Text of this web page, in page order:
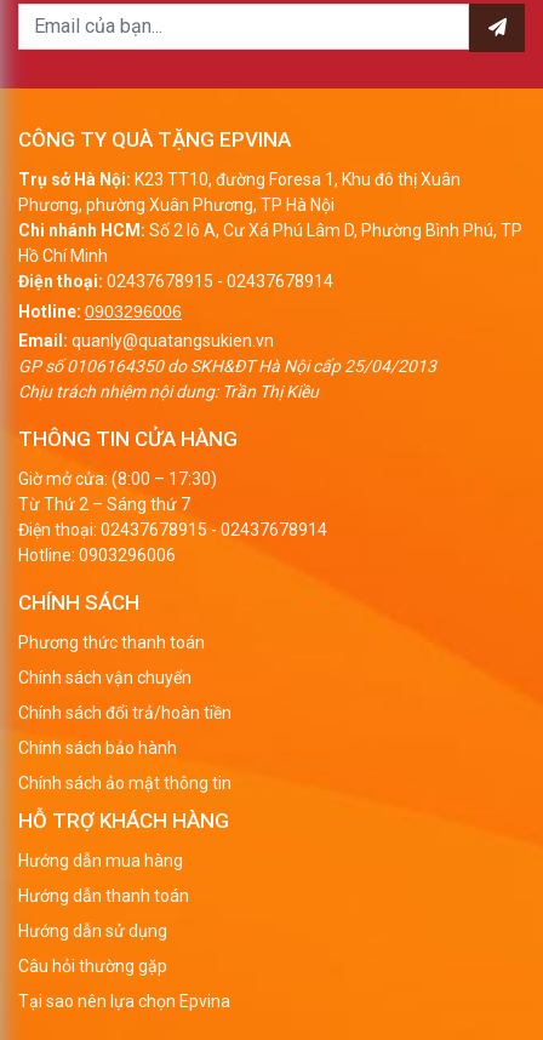
CÔNG TY QUÀ TẶNG EPVINA
Trụ sở Hà Nội: K23 TT10, đường Foresa 1, Khu đô thị Xuân
Phương, phường Xuân Phương, TP Hà Nội
Chi nhánh HCM: Số 2 lô A, Cư Xá Phú Lâm D, Phường Bình Phú, TP
Hồ Chí Minh
Điện thoại: 02437678915 - 02437678914
Hotline: 0903296006
Email: quanly@quatangsukien.vn
GP số 0106164350 do SKH&ĐT Hà Nội cấp 25/04/2013
Chịu trách nhiệm nội dung: Trần Thị Kiều
THÔNG TIN CỬA HÀNG
Giờ mở cửa: (8:00 – 17:30)
Từ Thứ 2 – Sáng thứ 7
Điện thoại: 02437678915 - 02437678914
Hotline: 0903296006
CHÍNH SÁCH
Phương thức thanh toán
Chính sách vận chuyển
Chính sách đổi trả/hoàn tiền
Chính sách bảo hành
Chính sách ảo mật thông tin
HỖ TRỢ KHÁCH HÀNG
Hướng dẫn mua hàng
Hướng dẫn thanh toán
Hướng dẫn sử dụng
Câu hỏi thường gặp
Tại sao nên lựa chọn Epvina